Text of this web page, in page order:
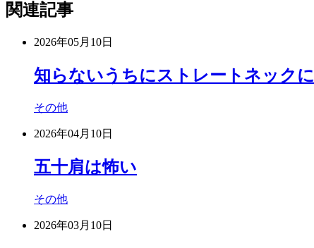
関連記事
2026年05月10日
知らないうちにストレートネックに
その他
2026年04月10日
五十肩は怖い
その他
2026年03月10日